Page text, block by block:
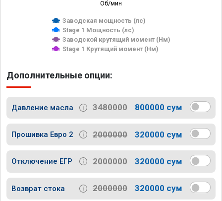
Об/мин
Заводская мощность (лс)
Stage 1 Мощность (лс)
Заводской крутящий момент (Нм)
Stage 1 Крутящий момент (Нм)
Дополнительные опции:
Давление масла 3480000 800000 сум
Прошивка Евро 2 2000000 320000 сум
Отключение ЕГР 2000000 320000 сум
Возврат стока 2000000 320000 сум